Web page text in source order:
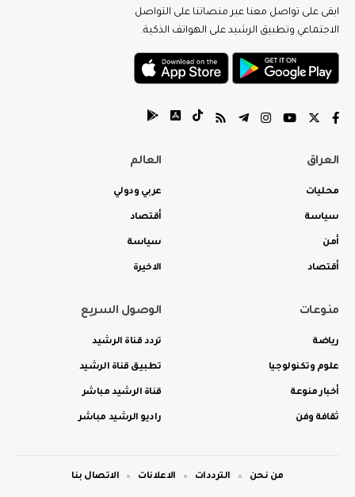
ابقى على تواصل معنا عبر منصاتنا على التواصل
الاجتماعي وتطبيق الرشيد على الهواتف الذكية.
العراق
محليات
سياسة
أمن
أقتصاد
العالم
عربي ودولي
أقتصاد
سياسة
الاخيرة
منوعات
رياضة
علوم وتكنولوجيا
أخبار منوعة
ثقافة وفن
الوصول السريع
تردد قناة الرشيد
تطبيق قناة الرشيد
قناة الرشيد مباشر
راديو الرشيد مباشر
من نحن الترددات الاعلانات الاتصال بنا